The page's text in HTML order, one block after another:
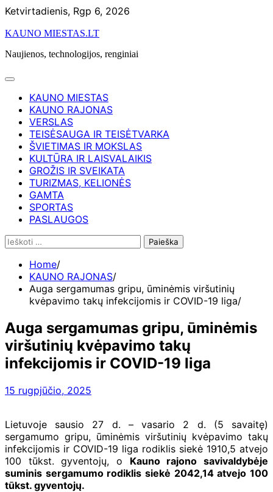
Skip
content
Ketvirtadienis, Rgp 6, 2026
KAUNO MIESTAS.LT
Naujienos, technologijos, renginiai
KAUNO MIESTAS
KAUNO RAJONAS
VERSLAS
TEISĖSAUGA IR TEISĖTVARKA
ŠVIETIMAS IR MOKSLAS
KULTŪRA IR LAISVALAIKIS
GROŽIS IR SVEIKATA
TURIZMAS, KELIONĖS
GAMTA
SPORTAS
PASLAUGOS
Ieškoti:
Home
KAUNO RAJONAS
Auga sergamumas gripu, ūminėmis viršutinių
kvėpavimo takų infekcijomis ir COVID-19 liga
Auga sergamumas gripu, ūminėmis
viršutinių kvėpavimo takų
infekcijomis ir COVID-19 liga
15 rugpjūčio, 2025
Lietuvoje sausio 27 d. – vasario 2 d. (5 savaitę)
sergamumo gripu, ūminėmis viršutinių kvėpavimo takų
infekcijomis ir COVID-19 liga rodiklis siekė 1910,5 atvejo
100 tūkst. gyventojų, o Kauno rajono savivaldybėje
suminis sergamumo rodiklis siekė 2042,14 atvejo 100
tūkst. gyventojų.